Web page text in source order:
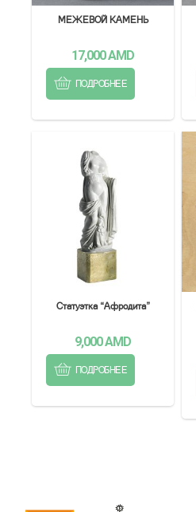
МЕЖЕВОЙ КАМЕНЬ
17,000AMD
ПОДРОБНЕЕ
Статуэтка “Афродита”
9,000AMD
ПОДРОБНЕЕ